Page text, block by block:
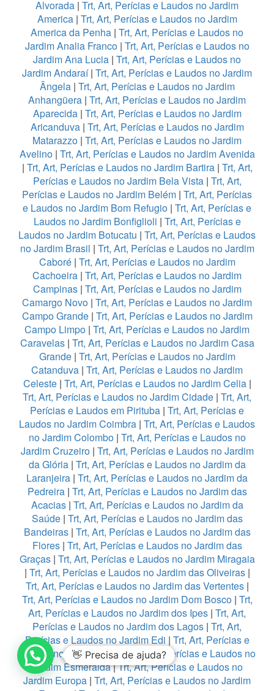
Alvorada | Trt, Art, Perícias e Laudos no Jardim
America| Trt, Art, Perícias e Laudos no Jardim
America da Penha | Trt, Art, Perícias e Laudos no
Jardim Analia Franco| Trt, Art, Perícias e Laudos no
Jardim Ana Lucia | Trt, Art, Perícias e Laudos no
Jardim Andaraí| Trt, Art, Perícias e Laudos no Jardim
Ângela| Trt, Art, Perícias e Laudos no Jardim
Anhangüera | Trt, Art, Perícias e Laudos no Jardim
Aparecida| Trt, Art, Perícias e Laudos no Jardim
Aricanduva| Trt, Art, Perícias e Laudos no Jardim
Matarazzo | Trt, Art, Perícias e Laudos no Jardim
Avelino| Trt, Art, Perícias e Laudos no Jardim Avenida
| Trt, Art, Perícias e Laudos no Jardim Bartira| Trt, Art,
Perícias e Laudos no Jardim Bela Vista| Trt, Art,
Perícias e Laudos no Jardim Belém | Trt, Art, Perícias
e Laudos no Jardim Bom Refugio | Trt, Art, Perícias e
Laudos no Jardim Bonfiglioli | Trt, Art, Perícias e
Laudos no Jardim Botucatu | Trt, Art, Perícias e Laudos
no Jardim Brasil | Trt, Art, Perícias e Laudos no Jardim
Caboré| Trt, Art, Perícias e Laudos no Jardim
Cachoeira | Trt, Art, Perícias e Laudos no Jardim
Campinas| Trt, Art, Perícias e Laudos no Jardim
Camargo Novo | Trt, Art, Perícias e Laudos no Jardim
Campo Grande| Trt, Art, Perícias e Laudos no Jardim
Campo Limpo | Trt, Art, Perícias e Laudos no Jardim
Caravelas| Trt, Art, Perícias e Laudos no Jardim Casa
Grande| Trt, Art, Perícias e Laudos no Jardim
Catanduva | Trt, Art, Perícias e Laudos no Jardim
Celeste| Trt, Art, Perícias e Laudos no Jardim Celia|
Trt, Art, Perícias e Laudos no Jardim Cidade | Trt, Art,
Perícias e Laudos em Pirituba | Trt, Art, Perícias e
Laudos no Jardim Coimbra | Trt, Art, Perícias e Laudos
no Jardim Colombo| Trt, Art, Perícias e Laudos no
Jardim Cruzeiro| Trt, Art, Perícias e Laudos no Jardim
da Glória| Trt, Art, Perícias e Laudos no Jardim da
Laranjeira | Trt, Art, Perícias e Laudos no Jardim da
Pedreira| Trt, Art, Perícias e Laudos no Jardim das
Acacias| Trt, Art, Perícias e Laudos no Jardim da
Saúde| Trt, Art, Perícias e Laudos no Jardim das
Bandeiras| Trt, Art, Perícias e Laudos no Jardim das
Flores| Trt, Art, Perícias e Laudos no Jardim das
Graças| Trt, Art, Perícias e Laudos no Jardim Miragaia
| Trt, Art, Perícias e Laudos no Jardim das Oliveiras|
Trt, Art, Perícias e Laudos no Jardim das Vertentes|
Trt, Art, Perícias e Laudos no Jardim Dom Bosco| Trt,
Art, Perícias e Laudos no Jardim dos Ipes | Trt, Art,
Perícias e Laudos no Jardim dos Lagos | Trt, Art,
Perícias e Laudos no Jardim Edi | Trt, Art, Perícias e
Laudos no Jardim Eledy|Trt, Art, Perícias e Laudos no
Jardim Esmeralda|Trt, Art, Perícias e Laudos no
Jardim Europa | Trt, Art, Perícias e Laudos no Jardim
👋 Precisa de ajuda?